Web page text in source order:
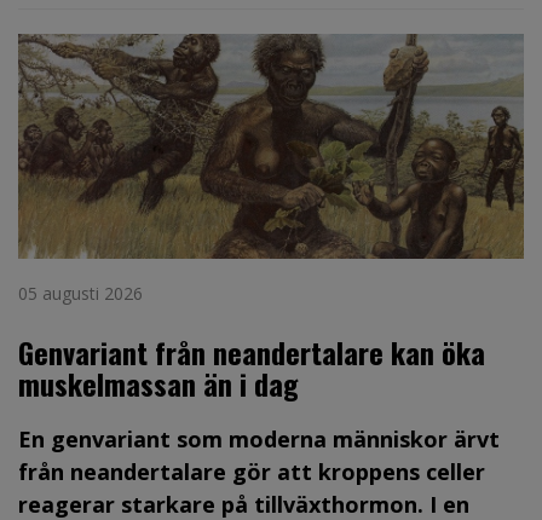
05 augusti 2026
Genvariant från neandertalare kan öka
muskelmassan än i dag
En genvariant som moderna människor ärvt
från neandertalare gör att kroppens celler
reagerar starkare på tillväxthormon. I en